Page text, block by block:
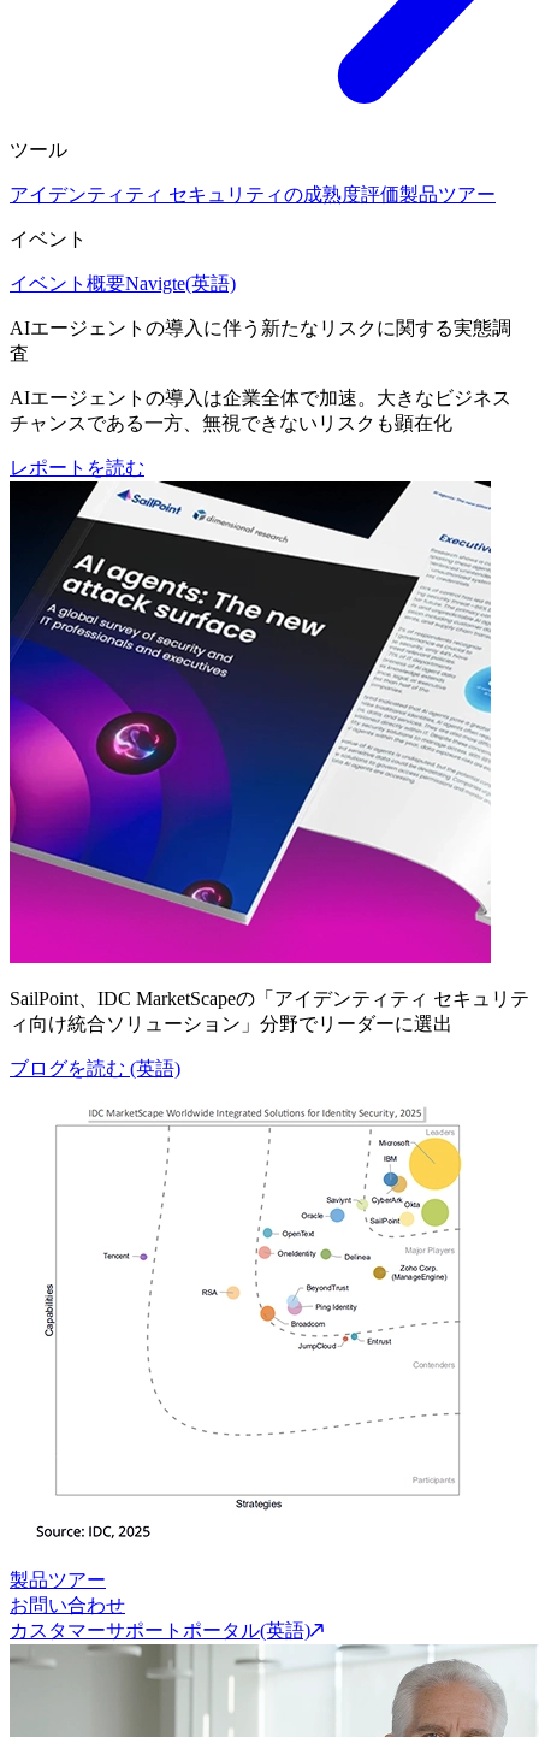
ツール
アイデンティティ セキュリティの成熟度評価製品ツアー
イベント
イベント概要Navigte(英語)
AIエージェントの導入に伴う新たなリスクに関する実態調
査
AIエージェントの導入は企業全体で加速。大きなビジネス
チャンスである一方、無視できないリスクも顕在化
レポートを読む
SailPoint、IDC MarketScapeの「アイデンティティ セキュリテ
ィ向け統合ソリューション」分野でリーダーに選出
ブログを読む (英語)
製品ツアー
お問い合わせ
カスタマーサポートポータル(英語)